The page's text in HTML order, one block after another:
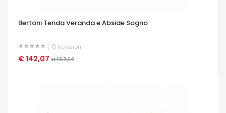
Bertoni Tenda Veranda e Abside Sogno
0 Revisioni
€ 142,07 € 167,14
OCCHIATA VELOCE